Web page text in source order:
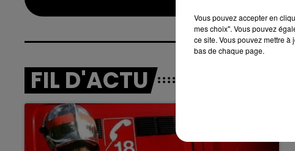
FIL D'ACTU
Vous pouvez accepter en
mes choix". Vous pouvez
ce site. Vous pouvez mettre
bas de chaque page.